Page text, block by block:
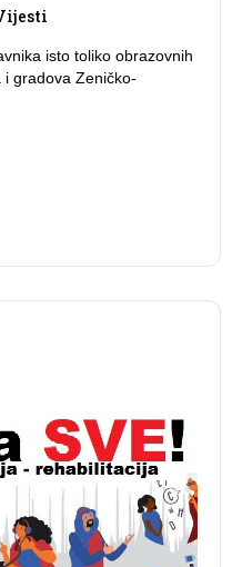
isto toliko obrazovnih
i gradova Zeničko-